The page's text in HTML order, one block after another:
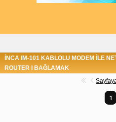
İNCA IM-101 KABLOLU MODEM İLE
ROUTER I BAĞLAMAK
1